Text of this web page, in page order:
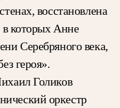
восстановлена
в которых Анне
Серебряного века,
героя».
Голиков
оркестр